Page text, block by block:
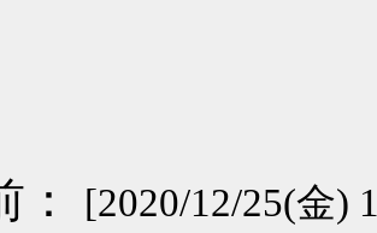
： [2020/12/25(金)